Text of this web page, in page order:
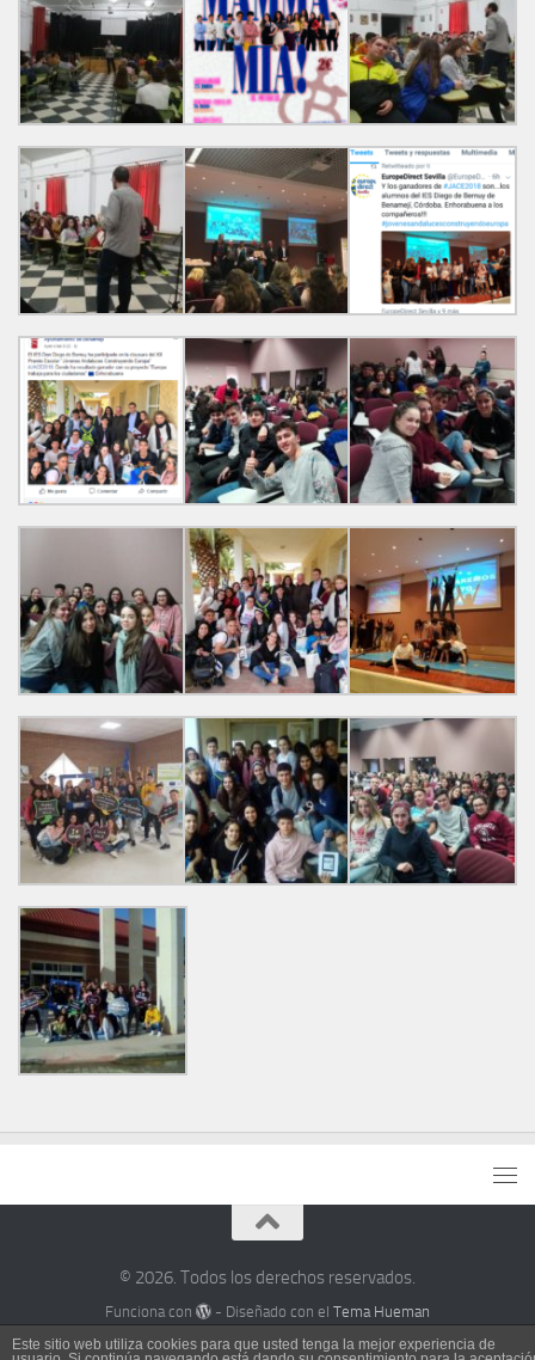
© 2026. Todos los derechos reservados.
Funciona con - Diseñado con elTema Hueman
Este sitio web utiliza cookies para que usted tenga la mejor experiencia de